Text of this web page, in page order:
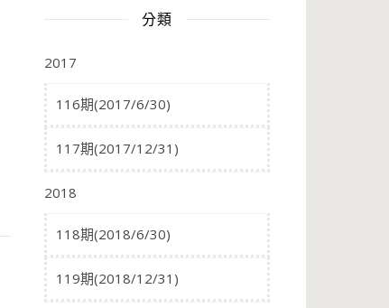
分類
2017
116期(2017/6/30)
117期(2017/12/31)
2018
118期(2018/6/30)
119期(2018/12/31)